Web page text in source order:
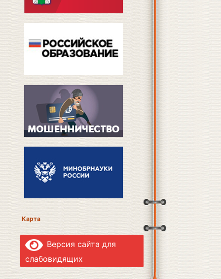
Карта
Версия сайта для
слабовидящих